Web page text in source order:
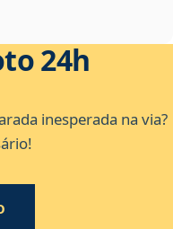
24h
inesperada na via?